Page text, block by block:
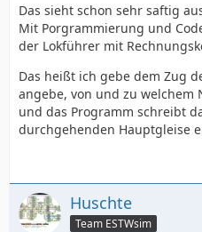
Das sieht schon sehr saftig
Mit Porgrammierung und
der Lokführer mit
Das heißt ich gebe dem Zug
angebe, von und zu welchem
und das Programm schreibt
durchgehenden Hauptgleise
Huschte
Team ESTWsim